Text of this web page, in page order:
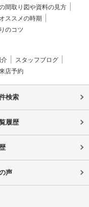
間取り図や資料の見方
ススメの時期
のコツ
介
スタッフブログ
店予約
検索
履歴
声